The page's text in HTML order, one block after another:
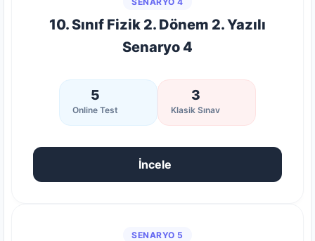
10. Sınıf Fizik 2. Dönem 2. Yazılı
Senaryo 4
5
Online Test
3
Klasik Sınav
İncele
SENARYO 5